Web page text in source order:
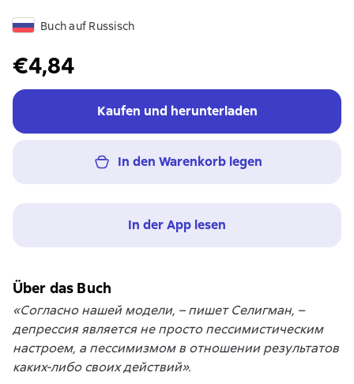
Buch auf Russisch
€4,84
Kaufen und herunterladen
In den Warenkorb legen
In der App lesen
Über das Buch
«Согласно нашей модели, – пишет Селигман, –
депрессия является не просто пессимистическим
настроем, а пессимизмом в отношении результатов
каких-либо своих действий».